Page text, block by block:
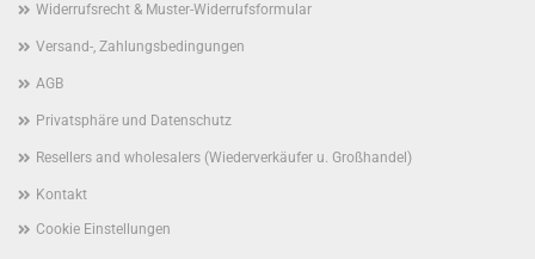
Widerrufsrecht & Muster-Widerrufsformular
Versand-, Zahlungsbedingungen
AGB
Privatsphäre und Datenschutz
Resellers and wholesalers (Wiederverkäufer u. Großhandel)
Kontakt
Cookie Einstellungen